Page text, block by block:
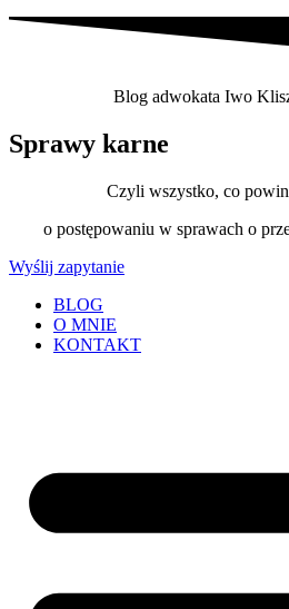
Blog adwokata Iwo
Sprawy karne
Czyli wszystko, co
o postępowaniu w sprawach o
Wyślij zapytanie
BLOG
O MNIE
KONTAKT